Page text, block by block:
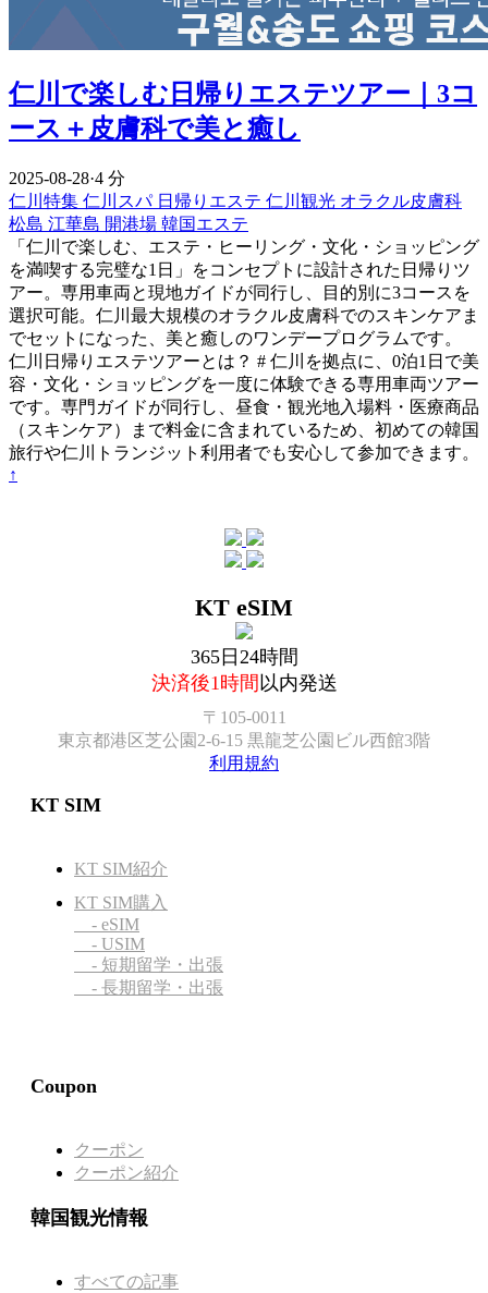
仁川で楽しむ日帰りエステツアー｜3コ
ース＋皮膚科で美と癒し
2025-08-28·4 分
仁川特集 仁川スパ 日帰りエステ 仁川観光 オラクル皮膚科
松島 江華島 開港場 韓国エステ
「仁川で楽しむ、エステ・ヒーリング・文化・ショッピング
を満喫する完璧な1日」をコンセプトに設計された日帰りツ
アー。専用車両と現地ガイドが同行し、目的別に3コースを
選択可能。仁川最大規模のオラクル皮膚科でのスキンケアま
でセットになった、美と癒しのワンデープログラムです。
仁川日帰りエステツアーとは？ # 仁川を拠点に、0泊1日で美
容・文化・ショッピングを一度に体験できる専用車両ツアー
です。専門ガイドが同行し、昼食・観光地入場料・医療商品
（スキンケア）まで料金に含まれているため、初めての韓国
旅行や仁川トランジット利用者でも安心して参加できます。
↑
KT eSIM
365日24時間
決済後1時間 以内発送
〒105-0011
東京都港区芝公園2-6-15 黒龍芝公園ビル西館3階
利用規約
KT SIM
KT SIM紹介
KT SIM購入
- eSIM
- USIM
- 短期留学・出張
- 長期留学・出張
Coupon
クーポン
クーポン紹介
韓国観光情報
すべての記事